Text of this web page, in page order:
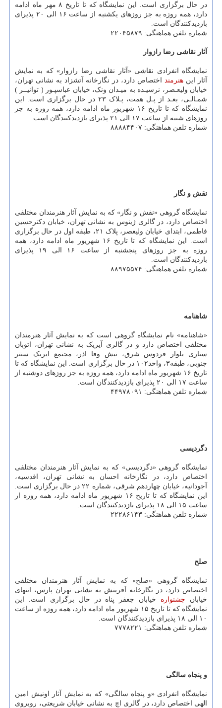
در حال برگزاری است. این نمایشگاه که تا تاریخ ۸ مهر ماه ادامه
دارد، همه روزه به جز روزهای یکشنبه از ساعت ۱۶ الی ۲۰ پذیرای
بازدیدکنندگان است.
شماره تلفن هماهنگی: ۲۲۰۴۵۸۷۹
آثار نقاشی رضا رازوار
نمایشگاه انفرادی نقاشی «آثار نقاشی رضا رازوار» که به نمایش
آثار این هنرمند اختصاص دارد، در نگارخانه آتشزاد به نشانی تهران،
خیابان ولیعـصر، نرسیـده به میـدان ونک، خیابان عباسپـور ( توانیــر )
شمـالـی، بعـد از پـل همت، پـلاک ۲۳ در حال برگزاری است. این
نمایشگاه که تا تاریخ ۱۶ شهریور ماه ادامه دارد، همه روزه به جز
روزهای شنبه از ساعت ۱۷ الی ۲۱ پذیرای بازدیدکنندگان است.
شماره تلفن هماهنگی: ۸۸۸۸۴۴۰۷
نقش و نگار
نمایشگاه گروهی «نقش و نگار» که به نمایش آثار هنرمندان مختلفی
اختصاص دارد، در گالری ژینوس به نشانی تهران، خیابان دکترحسین
فاطمی، ابتدای خیابان ولیعصر، پلاک ۲۱، طبقه اول در حال برگزاری
است. این نمایشگاه که تا تاریخ ۱۶ شهریور ماه ادامه دارد، همه
روزه به جز روزهای پنجشنبه از ساعت ۱۶ الی ۱۹ پذیرای
بازدیدکنندگان است.
شماره تلفن هماهنگی: ۸۸۹۷۵۵۷۴
شاهنامه
«شاهنامه» نام نمایشگاه گروهی است که به نمایش آثار هنرمندان
مختلفی اختصاص دارد و در گالری آیریک به نشانی تهران، اتوبان
ستاری بلوار فردوس شرق، نبش وفا اذر، مجتمع ایریک سنتر
جنوبی، طبقه۳، واحد۱۰۲ در حال برگزاری است. این نمایشگاه که تا
تاریخ ۱۶ شهریور ماه ادامه دارد، همه روزه به جز روزهای دوشنبه از
ساعت ۱۷ الی ۲۰ پذیرای بازدیدکنندگان است.
شماره تلفن هماهنگی: ۴۴۹۷۸۰۹۱
دگردیسی
نمایشگاه گروهی «دگردیسی» که به نمایش آثار هنرمندان مختلفی
اختصاص دارد، در نگارخانه احسان به نشانی تهران، اقدسیه،
آجودانیه، خیابان چهاردهم شرقی، شماره ۲۲ در حال برگزاری است.
این نمایشگاه که تا تاریخ ۱۶ شهریور ماه ادامه دارد، همه روزه از
ساعت ۱۵ الی ۱۸ پذیرای بازدیدکنندگان است.
شماره تلفن هماهنگی: ۲۲۲۸۶۱۴۳
صلح
نمایشگاه گروهی «صلح» که به نمایش آثار هنرمندان مختلفی
اختصاص دارد، در نگارخانه آفرینش به نشانی تهران پارس، انتهای
خیابان جشنواره خیابان جعفر پناه در حال برگزاری است. این
نمایشگاه که تا تاریخ ۱۵ شهریور ماه ادامه دارد، همه روزه از ساعت
۱۰ الی ۱۸ پذیرای بازدیدکنندگان است.
شماره تلفن هماهنگی: ۷۷۷۸۲۲۱
و پنجاه سالگی
نمایشگاه انفرادی «و پنجاه سالگی» که به نمایش آثار اونیش امین
الهی اختصاص دارد، در گالری اچ به نشانی خیابان شریعتی، روبروی